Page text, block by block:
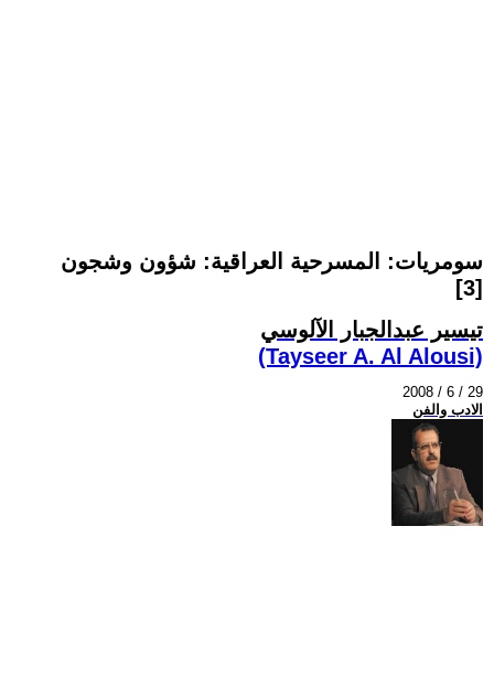
سومريات: المسرحية العراقية: شؤون وشجون
[3]
تيسير عبدالجبار الآلوسي
(Tayseer A. Al Alousi)
2008 / 6 / 29
الادب والفن